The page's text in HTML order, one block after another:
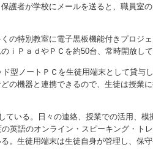
護者が学校にメールを送ると、職員室
の特別教室に電子黒板機能付きプロジ
ｉＰａｄやＰＣを約50台、常時開放して
型ノートＰＣを生徒用端末として貸与
の機器と連携できるので、生徒は授業
いる。日々の連絡、授業での活用、
英語のオンライン・スピーキング・ト
生徒用端末は生徒自身が管理し、保守